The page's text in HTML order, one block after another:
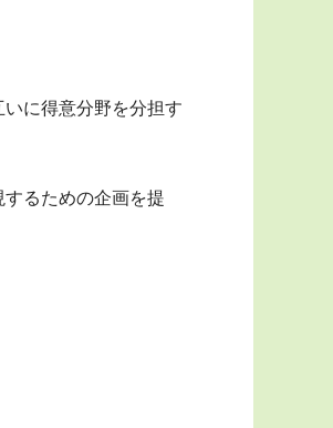
に得意分野を分担す
るための企画を提